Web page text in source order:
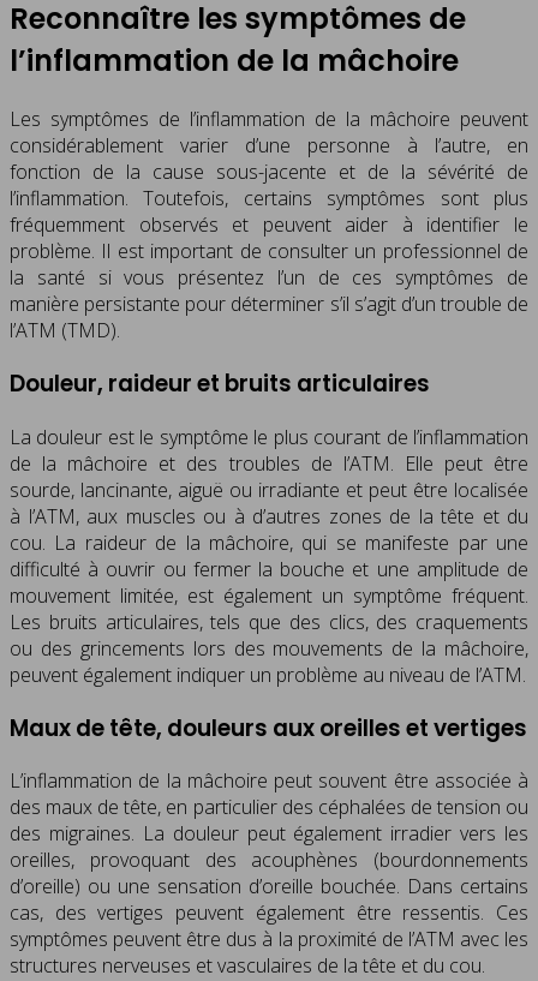
Reconnaître les symptômes de
l’inflammation de la mâchoire
Les symptômes de l’inflammation de la mâchoire peuvent
considérablement varier d’une personne à l’autre, en
fonction de la cause sous-jacente et de la sévérité de
l’inflammation. Toutefois, certains symptômes sont plus
fréquemment observés et peuvent aider à identifier le
problème. Il est important de consulter un professionnel de
la santé si vous présentez l’un de ces symptômes de
manière persistante pour déterminer s’il s’agit d’un trouble de
l’ATM (TMD).
Douleur, raideur et bruits articulaires
La douleur est le symptôme le plus courant de l’inflammation
de la mâchoire et des troubles de l’ATM. Elle peut être
sourde, lancinante, aiguë ou irradiante et peut être localisée
à l’ATM, aux muscles ou à d’autres zones de la tête et du
cou. La raideur de la mâchoire, qui se manifeste par une
difficulté à ouvrir ou fermer la bouche et une amplitude de
mouvement limitée, est également un symptôme fréquent.
Les bruits articulaires, tels que des clics, des craquements
ou des grincements lors des mouvements de la mâchoire,
peuvent également indiquer un problème au niveau de l’ATM.
Maux de tête, douleurs aux oreilles et vertiges
L’inflammation de la mâchoire peut souvent être associée à
des maux de tête, en particulier des céphalées de tension ou
des migraines. La douleur peut également irradier vers les
oreilles, provoquant des acouphènes (bourdonnements
d’oreille) ou une sensation d’oreille bouchée. Dans certains
cas, des vertiges peuvent également être ressentis. Ces
symptômes peuvent être dus à la proximité de l’ATM avec les
structures nerveuses et vasculaires de la tête et du cou.